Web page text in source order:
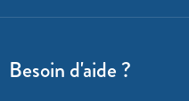
Besoin d'aide ?